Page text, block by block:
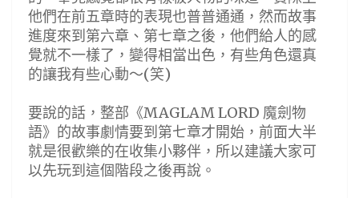
他們在前五章時的表現也普普通通，然而故事
進度來到第六章、第七章之後，他們給人的感
覺就不一樣了，變得相當出色，有些角色還真
的讓我有些心動～(笑)
要說的話，整部《MAGLAM LORD 魔劍物
語》的故事劇情要到第七章才開始，前面大半
就是很歡樂的在收集小夥伴，所以建議大家可
以先玩到這個階段之後再說。